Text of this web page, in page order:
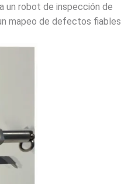
un robot de inspección de
mapeo de defectos fiables.